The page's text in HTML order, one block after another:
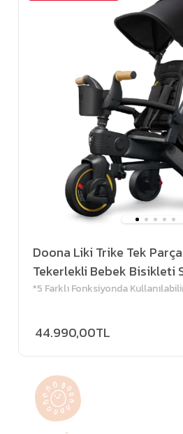
Doona Liki Trike Tek
Tekerlekli Bebek Bisikleti
*5 Farklı Fonksiyonda
44.990,00TL